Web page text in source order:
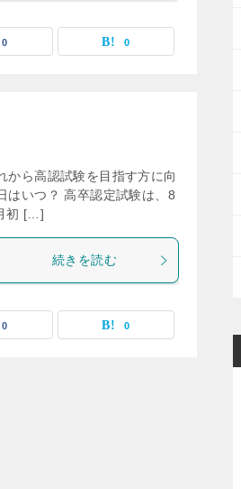
0 0
から高認試験を目指す方に向
はいつ？ 高卒認定試験は、8
初 […]
続きを読む
0 0